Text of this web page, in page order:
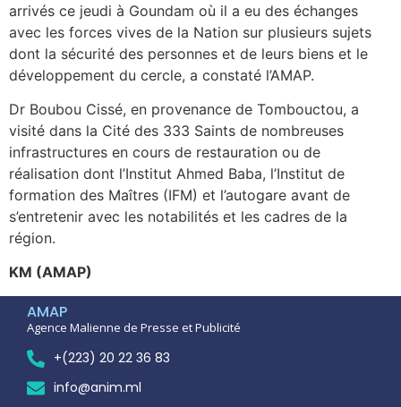
arrivés ce jeudi à Goundam où il a eu des échanges
avec les forces vives de la Nation sur plusieurs sujets
dont la sécurité des personnes et de leurs biens et le
développement du cercle, a constaté l’AMAP.
Dr Boubou Cissé, en provenance de Tombouctou, a
visité dans la Cité des 333 Saints de nombreuses
infrastructures en cours de restauration ou de
réalisation dont l’Institut Ahmed Baba, l’Institut de
formation des Maîtres (IFM) et l’autogare avant de
s’entretenir avec les notabilités et les cadres de la
région.
KM (AMAP)
AMAP
Agence Malienne de Presse et Publicité
+(223) 20 22 36 83
info@anim.ml